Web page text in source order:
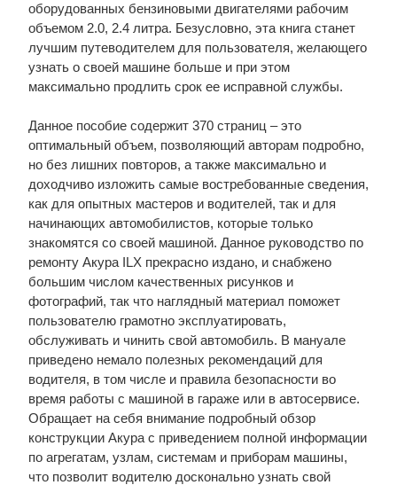
оборудованных бензиновыми двигателями рабочим
объемом 2.0, 2.4 литра. Безусловно, эта книга станет
лучшим путеводителем для пользователя, желающего
узнать о своей машине больше и при этом
максимально продлить срок ее исправной службы.
Данное пособие содержит 370 страниц – это
оптимальный объем, позволяющий авторам подробно,
но без лишних повторов, а также максимально и
доходчиво изложить самые востребованные сведения,
как для опытных мастеров и водителей, так и для
начинающих автомобилистов, которые только
знакомятся со своей машиной. Данное руководство по
ремонту Акура ILX прекрасно издано, и снабжено
большим числом качественных рисунков и
фотографий, так что наглядный материал поможет
пользователю грамотно эксплуатировать,
обслуживать и чинить свой автомобиль. В мануале
приведено немало полезных рекомендаций для
водителя, в том числе и правила безопасности во
время работы с машиной в гараже или в автосервисе.
Обращает на себя внимание подробный обзор
конструкции Акура с приведением полной информации
по агрегатам, узлам, системам и приборам машины,
что позволит водителю досконально узнать свой